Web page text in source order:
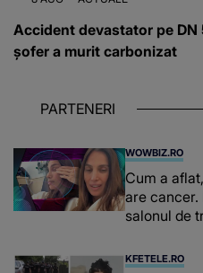
Accident devastator pe DN
șofer a murit carbonizat
PARTENERI
WOWBIZ.RO
Cum a
are
salonul de
înțepe sânul”
KFETELE.RO